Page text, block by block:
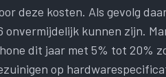
deze kosten. Als gevolg
kunnen zijn.
dit jaar met 5% tot 20%
op